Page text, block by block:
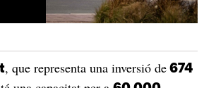
, que representa una inversió de674